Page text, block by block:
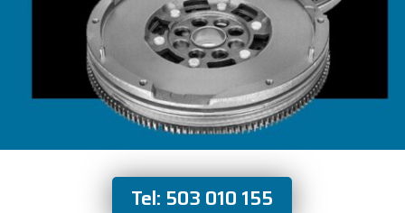
Tel: 503 010 155